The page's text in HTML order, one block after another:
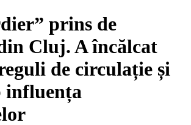
prins de
Cluj. A încălcat
de circulație și
influența